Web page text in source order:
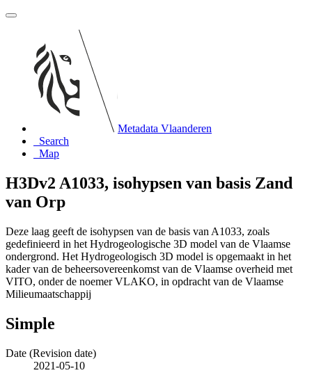
Metadata Vlaanderen
Search
Map
H3Dv2 A1033, isohypsen van basis Zand
van Orp
Deze laag geeft de isohypsen van de basis van A1033, zoals
gedefinieerd in het Hydrogeologische 3D model van de Vlaamse
ondergrond. Het Hydrogeologisch 3D model is opgemaakt in het
kader van de beheersovereenkomst van de Vlaamse overheid met
VITO, onder de noemer VLAKO, in opdracht van de Vlaamse
Milieumaatschappij
Simple
Date (Revision date)
2021-05-10